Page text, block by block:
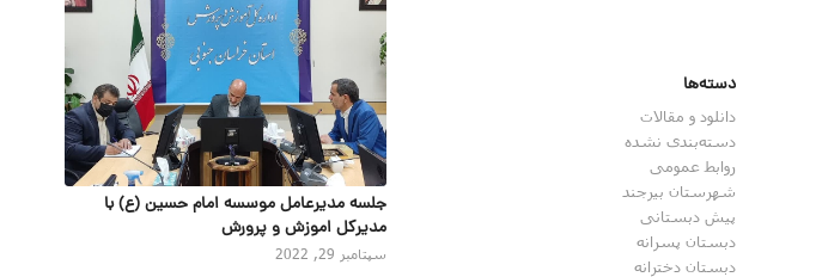
جلسه مدیرعامل موسسه امام حسین (ع) با
مدیرکل اموزش و پرورش
سپتامبر 29, 2022
دسته‌ها
دانلود و مقالات
دسته‌بندی نشده
روابط عمومی
شهرستان بیرجند
پیش دبستانی
دبستان پسرانه
دبستان دخترانه